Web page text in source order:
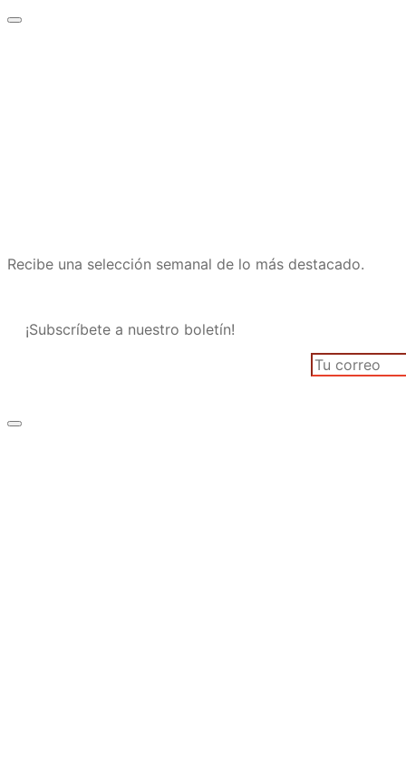
Recibe una selección semanal de lo más destacado.
¡Subscríbete a nuestro boletín!